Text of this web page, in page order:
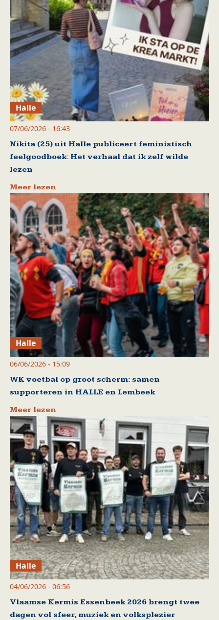
Halle
07/06/2026 - 16:43
Nikita (25) uit Halle publiceert feministisch
feelgoodboek: Het verhaal dat ik zelf wilde
lezen
Meer lezen
Halle
06/06/2026 - 15:09
WK voetbal op groot scherm: samen
supporteren in HALLE en Lembeek
Meer lezen
Halle
04/06/2026 - 06:56
Vlaamse Kermis Essenbeek 2026 brengt twee
dagen vol sfeer, muziek en volksplezier